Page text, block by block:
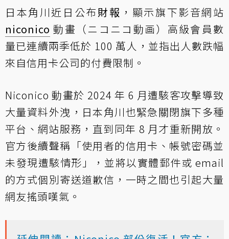
日本角川近日公布財報 ，顯示旗下影音網站
niconico 動畫（ニコニコ動画）高級會員數
量已連續兩季低於 100 萬人，並指出人數跌幅
來自信用卡公司的付費限制。
Niconico 動畫於 2024 年 6 月遭駭客攻擊導致
大量資料外洩，日本角川也緊急關閉旗下多種
平台、網站服務，直到同年 8 月才重新開放。
官方後續聲稱「使用者的信用卡、帳號密碼並
未發現遭駭情形」，並將以實體郵件或 email
的方式個別寄送道歉信，一時之間也引起大量
網友搖頭嘆氣。